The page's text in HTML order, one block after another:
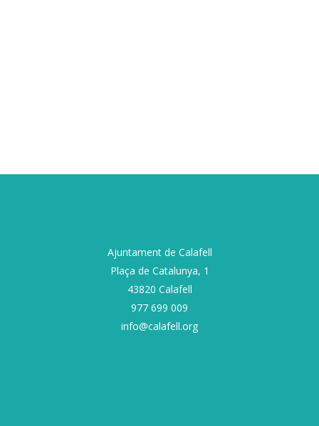
Ajuntament de Calafell
Plaça de Catalunya, 1
43820 Calafell
977 699 009
info@calafell.org